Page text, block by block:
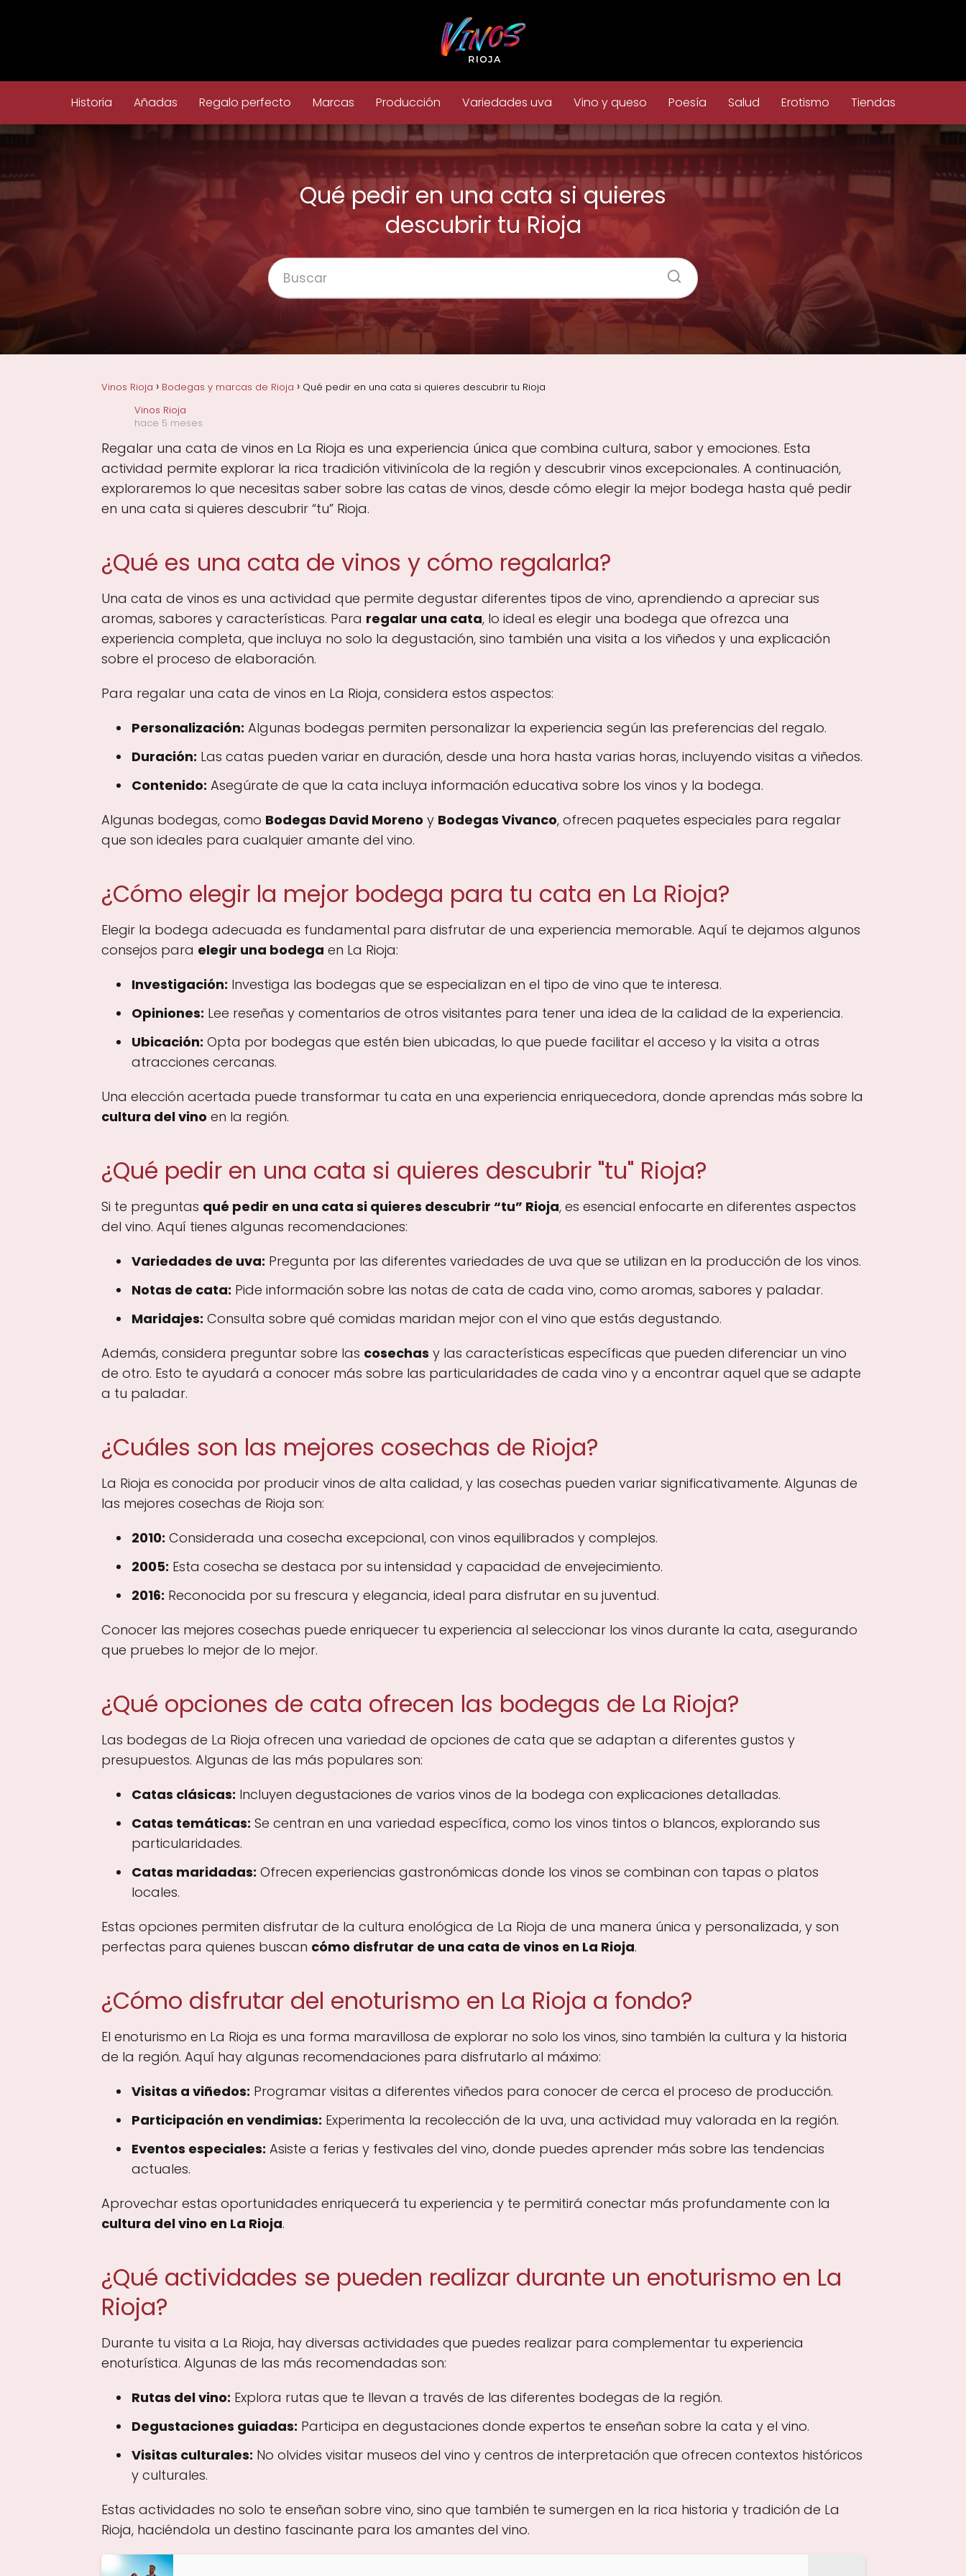
Historia Añadas Regalo perfecto Marcas Producción Variedades uva Vino y queso Poesía Salud Erotismo Tiendas
Qué pedir en una cata si quieres
descubrir tu Rioja
Vinos Rioja Bodegas y marcas de Rioja
Qué pedir en una cata si quieres descubrir tu Rioja
Vinos Rioja
hace 5 meses
Regalar una cata de vinos en La Rioja es una experiencia única que combina cultura, sabor y emociones. Esta
actividad permite explorar la rica tradición vitivinícola de la región y descubrir vinos excepcionales. A continuación,
exploraremos lo que necesitas saber sobre las catas de vinos, desde cómo elegir la mejor bodega hasta qué pedir
en una cata si quieres descubrir “tu” Rioja.
¿Qué es una cata de vinos y cómo regalarla?
Una cata de vinos es una actividad que permite degustar diferentes tipos de vino, aprendiendo a apreciar sus
aromas, sabores y características. Para regalar una cata, lo ideal es elegir una bodega que ofrezca una
experiencia completa, que incluya no solo la degustación, sino también una visita a los viñedos y una explicación
sobre el proceso de elaboración.
Para regalar una cata de vinos en La Rioja, considera estos aspectos:
Personalización: Algunas bodegas permiten personalizar la experiencia según las preferencias del regalo.
Duración: Las catas pueden variar en duración, desde una hora hasta varias horas, incluyendo visitas a viñedos.
Contenido: Asegúrate de que la cata incluya información educativa sobre los vinos y la bodega.
Algunas bodegas, como Bodegas David Moreno y Bodegas Vivanco, ofrecen paquetes especiales para regalar
que son ideales para cualquier amante del vino.
¿Cómo elegir la mejor bodega para tu cata en La Rioja?
Elegir la bodega adecuada es fundamental para disfrutar de una experiencia memorable. Aquí te dejamos algunos
consejos para elegir una bodega en La Rioja:
Investigación: Investiga las bodegas que se especializan en el tipo de vino que te interesa.
Opiniones: Lee reseñas y comentarios de otros visitantes para tener una idea de la calidad de la experiencia.
Ubicación: Opta por bodegas que estén bien ubicadas, lo que puede facilitar el acceso y la visita a otras
atracciones cercanas.
Una elección acertada puede transformar tu cata en una experiencia enriquecedora, donde aprendas más sobre la
cultura del vino en la región.
¿Qué pedir en una cata si quieres descubrir "tu" Rioja?
Si te preguntas qué pedir en una cata si quieres descubrir “tu” Rioja, es esencial enfocarte en diferentes aspectos
del vino. Aquí tienes algunas recomendaciones:
Variedades de uva: Pregunta por las diferentes variedades de uva que se utilizan en la producción de los vinos.
Notas de cata: Pide información sobre las notas de cata de cada vino, como aromas, sabores y paladar.
Maridajes: Consulta sobre qué comidas maridan mejor con el vino que estás degustando.
Además, considera preguntar sobre las cosechas y las características específicas que pueden diferenciar un vino
de otro. Esto te ayudará a conocer más sobre las particularidades de cada vino y a encontrar aquel que se adapte
a tu paladar.
¿Cuáles son las mejores cosechas de Rioja?
La Rioja es conocida por producir vinos de alta calidad, y las cosechas pueden variar significativamente. Algunas de
las mejores cosechas de Rioja son:
2010: Considerada una cosecha excepcional, con vinos equilibrados y complejos.
2005: Esta cosecha se destaca por su intensidad y capacidad de envejecimiento.
2016: Reconocida por su frescura y elegancia, ideal para disfrutar en su juventud.
Conocer las mejores cosechas puede enriquecer tu experiencia al seleccionar los vinos durante la cata, asegurando
que pruebes lo mejor de lo mejor.
¿Qué opciones de cata ofrecen las bodegas de La Rioja?
Las bodegas de La Rioja ofrecen una variedad de opciones de cata que se adaptan a diferentes gustos y
presupuestos. Algunas de las más populares son:
Catas clásicas: Incluyen degustaciones de varios vinos de la bodega con explicaciones detalladas.
Catas temáticas: Se centran en una variedad específica, como los vinos tintos o blancos, explorando sus
particularidades.
Catas maridadas: Ofrecen experiencias gastronómicas donde los vinos se combinan con tapas o platos
locales.
Estas opciones permiten disfrutar de la cultura enológica de La Rioja de una manera única y personalizada, y son
perfectas para quienes buscan cómo disfrutar de una cata de vinos en La Rioja.
¿Cómo disfrutar del enoturismo en La Rioja a fondo?
El enoturismo en La Rioja es una forma maravillosa de explorar no solo los vinos, sino también la cultura y la historia
de la región. Aquí hay algunas recomendaciones para disfrutarlo al máximo:
Visitas a viñedos: Programar visitas a diferentes viñedos para conocer de cerca el proceso de producción.
Participación en vendimias: Experimenta la recolección de la uva, una actividad muy valorada en la región.
Eventos especiales: Asiste a ferias y festivales del vino, donde puedes aprender más sobre las tendencias
actuales.
Aprovechar estas oportunidades enriquecerá tu experiencia y te permitirá conectar más profundamente con la
cultura del vino en La Rioja.
¿Qué actividades se pueden realizar durante un enoturismo en La
Rioja?
Durante tu visita a La Rioja, hay diversas actividades que puedes realizar para complementar tu experiencia
enoturística. Algunas de las más recomendadas son:
Rutas del vino: Explora rutas que te llevan a través de las diferentes bodegas de la región.
Degustaciones guiadas: Participa en degustaciones donde expertos te enseñan sobre la cata y el vino.
Visitas culturales: No olvides visitar museos del vino y centros de interpretación que ofrecen contextos históricos
y culturales.
Estas actividades no solo te enseñan sobre vino, sino que también te sumergen en la rica historia y tradición de La
Rioja, haciéndola un destino fascinante para los amantes del vino.